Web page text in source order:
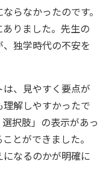
らなかったのです。
りました。先生の
独学時代の不安を
、見やすく要点が
解しやすかったで
択肢」の表示があっ
とができました。
なるのかが明確に